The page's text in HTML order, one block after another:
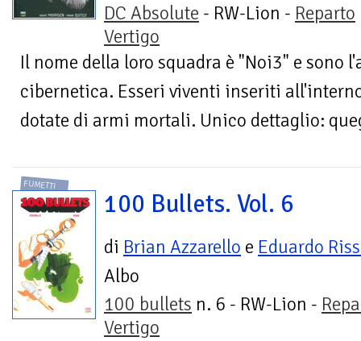
DC Absolute - RW-Lion - Reparto
Vertigo
Il nome della loro squadra è "Noi3" e sono
cibernetica. Esseri viventi inseriti
dotate di armi mortali. Unico dettaglio:
FUMETTI
100 Bullets. Vol. 6
di Brian Azzarello e Eduardo
Albo
100 bullets n. 6 - RW-Lion -
Vertigo